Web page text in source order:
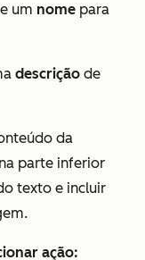
um nome para
descrição de
da
parte inferior
texto e incluir
ação: